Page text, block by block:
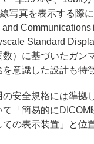
写真を表示する際
and
Standard
）に基づいたガン
意識した設計も特徴
安全規格には準拠
「簡易的にDICOM
の表示装置」と位